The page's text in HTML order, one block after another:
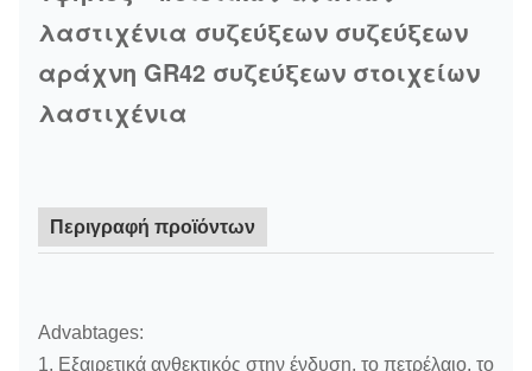
λαστιχένια συζεύξεων συζεύξεων
αράχνη GR42 συζεύξεων στοιχείων
λαστιχένια
Περιγραφή προϊόντων
Advabtages:
1. Εξαιρετικά ανθεκτικός στην ένδυση, το πετρέλαιο, το